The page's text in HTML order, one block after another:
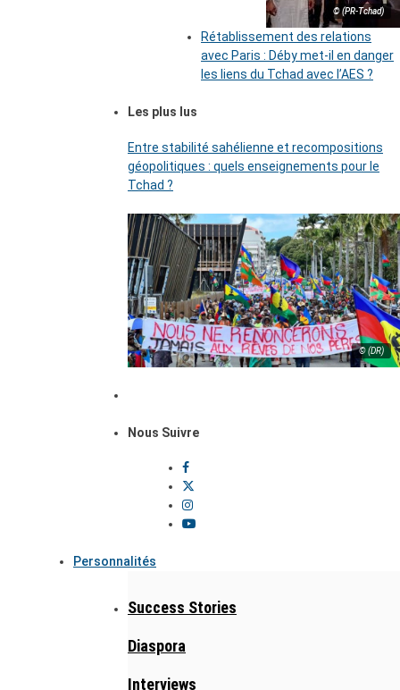
© (PR-Tchad)
Rétablissement des relations
avec Paris : Déby met-il en danger
les liens du Tchad avec l’AES ?
Les plus lus
Entre stabilité sahélienne et recompositions
géopolitiques : quels enseignements pour le
Tchad ?
© (DR)
Nous Suivre
Personnalités
Success Stories
Diaspora
Interviews